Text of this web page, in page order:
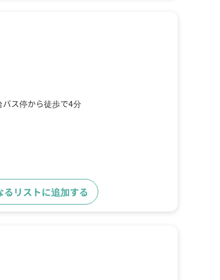
バス停から徒歩で4分
るリストに追加する